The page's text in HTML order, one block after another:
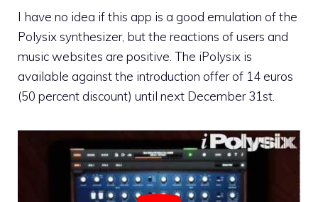
I have no idea if this app is a good emulation of the
Polysix synthesizer, but the reactions of users and
music websites are positive. The iPolysix is
available against the introduction offer of 14 euros
(50 percent discount) until next December 31st.